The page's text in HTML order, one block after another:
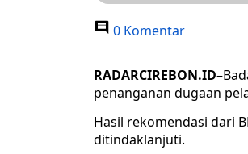
0 Komentar
RADARCIREBON.ID
penanganan dugaan
Hasil rekomendasi dari
ditindaklanjuti.